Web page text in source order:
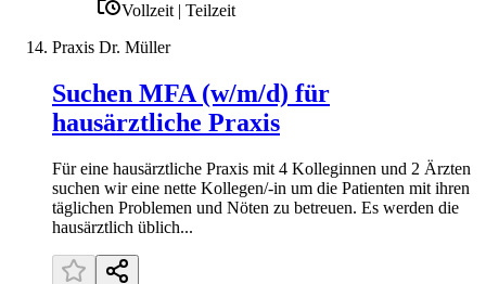
Vollzeit | Teilzeit
Praxis Dr. Müller
Suchen MFA (w/m/d) für
hausärztliche Praxis
Für eine hausärztliche Praxis mit 4 Kolleginnen und 2 Ärzten
suchen wir eine nette Kollegen/-in um die Patienten mit ihren
täglichen Problemen und Nöten zu betreuen. Es werden die
hausärztlich üblich...